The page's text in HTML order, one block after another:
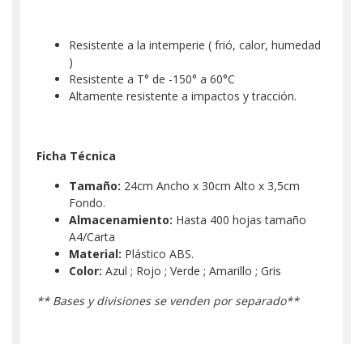
Resistente a la intemperie ( frió, calor, humedad
)
Resistente a T° de -150° a 60°C
Altamente resistente a impactos y tracción.
Ficha Técnica
Tamaño: 24cm Ancho x 30cm Alto x 3,5cm
Fondo.
Almacenamiento: Hasta 400 hojas tamaño
A4/Carta
Material: Plástico ABS.
Color: Azul ; Rojo ; Verde ; Amarillo ; Gris
** Bases y divisiones se venden por separado**